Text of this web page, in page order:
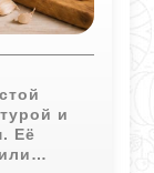
и
Её